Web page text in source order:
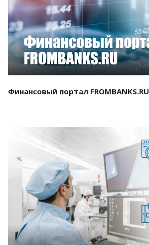
Смотреть проект
Финансовый портал FROMBANKS.RU
Смотреть проект